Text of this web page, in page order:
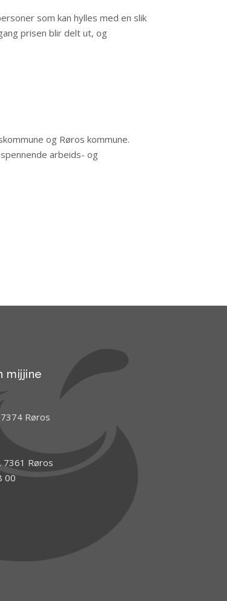
som kan hylles med en slik
prisen blir delt ut, og
og Røros kommune.
arbeids- og
mijjine
Røros
7361 Røros
00